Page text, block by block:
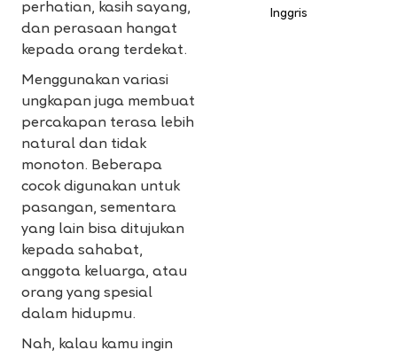
perhatian, kasih sayang,
dan perasaan hangat
kepada orang terdekat.
Menggunakan variasi
ungkapan juga membuat
percakapan terasa lebih
natural dan tidak
monoton. Beberapa
cocok digunakan untuk
pasangan, sementara
yang lain bisa ditujukan
kepada sahabat,
anggota keluarga, atau
orang yang spesial
dalam hidupmu.
Nah, kalau kamu ingin
Inggris